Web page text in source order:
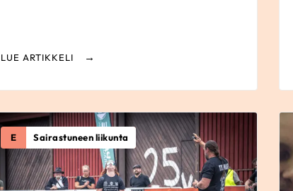
LUE ARTIKKELI
E Sairastuneen liikunta